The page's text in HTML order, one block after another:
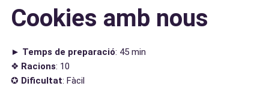
Cookies amb nous
► Temps de preparació: 45 min
❖ Racions: 10
✪ Dificultat: Fàcil